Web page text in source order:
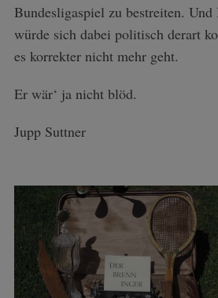
Bundesligaspiel zu bestreiten.
würde sich dabei politisch derart
es korrekter nicht mehr geht.
Er wär‘ ja nicht blöd.
Jupp Suttner